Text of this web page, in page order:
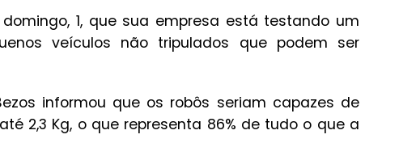
1, que sua empresa está testando um
veículos não tripulados que podem ser
informou que os robôs seriam capazes de
2,3 Kg, o que representa 86% de tudo o que a